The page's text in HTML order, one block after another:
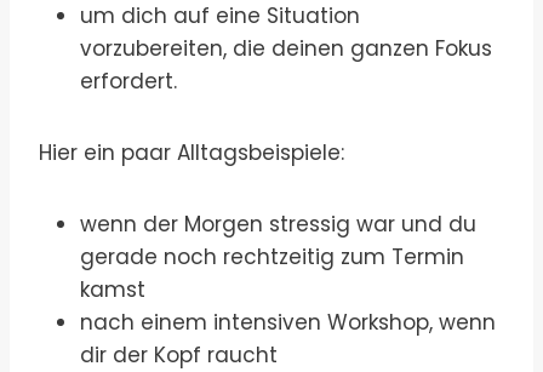
um dich auf eine Situation
vorzubereiten, die deinen ganzen Fokus
erfordert.
Hier ein paar Alltagsbeispiele:
wenn der Morgen stressig war und du
gerade noch rechtzeitig zum Termin
kamst
nach einem intensiven Workshop, wenn
dir der Kopf raucht